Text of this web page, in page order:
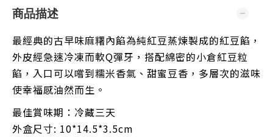
商品描述
最經典的古早味麻糬內餡為純紅豆蒸煉製成的紅豆餡，
外皮經急速冷凍而軟Q彈牙，搭配綿密的小倉紅豆粒
餡，入口可以嚐到糯米香氣、甜蜜豆香，多層次的滋味
使幸福感油然而生。
最佳賞味期：冷藏三天
外盒尺寸: 10*14.5*3.5cm